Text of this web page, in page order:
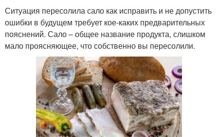
Ситуация пересолила сало как исправить и не допустить
ошибки в будущем требует кое-каких предварительных
пояснений. Сало – общее название продукта, слишком
мало проясняющее, что собственно вы пересолили.